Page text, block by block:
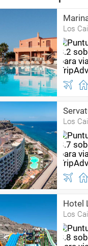
Los
Los
Hotel
Los